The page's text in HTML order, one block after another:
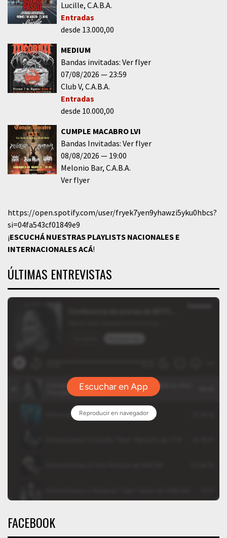
Lucille C.A.B.A.
Entradas
desde 13.000,00
MEDIUM
Bandas invitadas: Ver flyer
07/08/2026
23:59
Club V C.A.B.A.
Entradas
desde 10.000,00
CUMPLE MACABRO LVI
Bandas Invitadas: Ver flyer
08/08/2026
19:00
Melonio Bar C.A.B.A.
Ver flyer
https://open.spotify.com/user/fryek7yen9yhawzi5yku0hbcs?
si=04fa543cf01849e9
¡ESCUCHÁ NUESTRAS PLAYLISTS NACIONALES E
INTERNACIONALESACÁ!
ÚLTIMAS ENTREVISTAS
FACEBOOK